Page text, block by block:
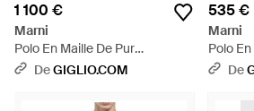
1 100 €
Marni
Polo En Maille De Pur
Cachemire À Manches
Zippée - Marron
DeGIGLIO.COM
535 €
Marni
Polo
Courtes
De